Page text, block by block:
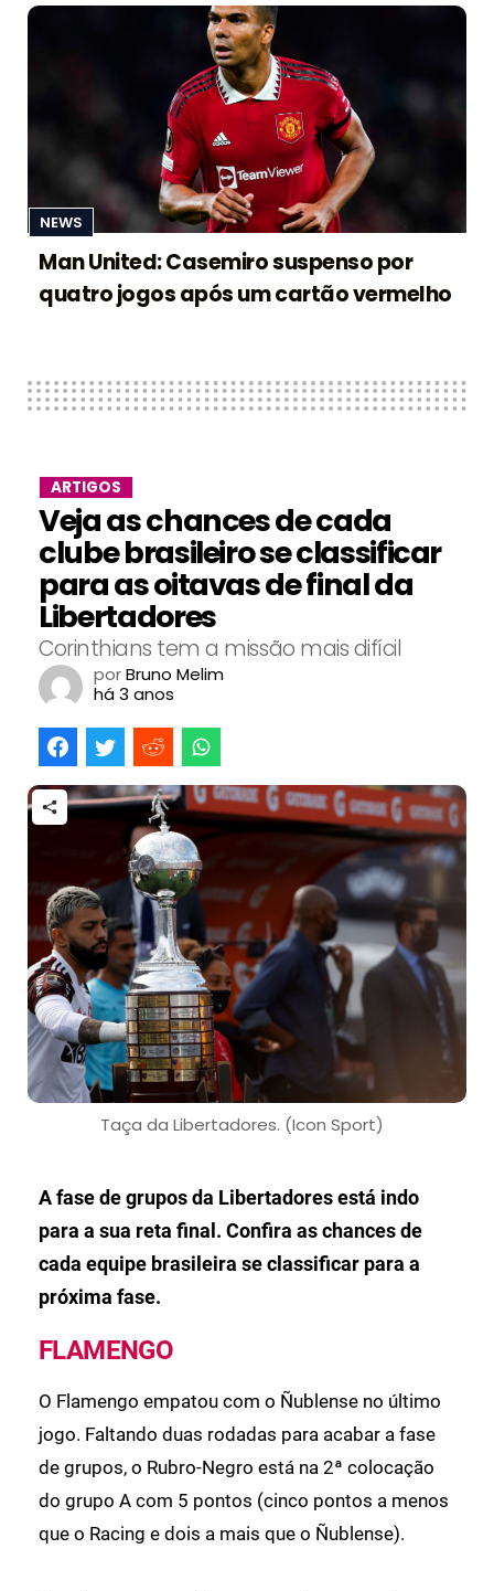
NEWS
Man United: Casemiro suspenso por
quatro jogos após um cartão vermelho
ARTIGOS
Veja as chances de cada
clube brasileiro se classificar
para as oitavas de final da
Libertadores
Corinthians tem a missão mais difícil
porBruno Melim
há 3 anos
Taça da Libertadores. (Icon Sport)
A fase de grupos da Libertadores está indo
para a sua reta final. Confira as chances de
cada equipe brasileira se classificar para a
próxima fase.
FLAMENGO
O Flamengo empatou com o Ñublense no último
jogo. Faltando duas rodadas para acabar a fase
de grupos, o Rubro-Negro está na 2ª colocação
do grupo A com 5 pontos (cinco pontos a menos
que o Racing e dois a mais que o Ñublense).